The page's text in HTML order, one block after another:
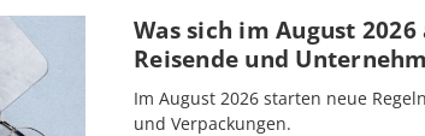
Was sich im August
Reisende und
Im August 2026 starten neue
und Verpackungen.